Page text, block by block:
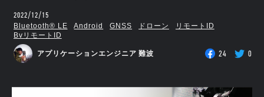
2022/12/15
Bluetooth®︎ LE Android GNSS ドローン
リモートID
BvリモートID
アプリケーションエンジニア 難波 24 0